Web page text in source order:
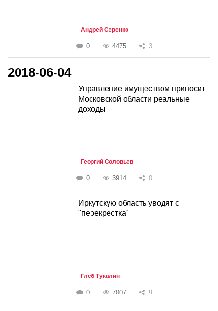
Андрей Серенко
0 4475 3
2018-06-04
Управление имуществом приносит
Московской области реальные
доходы
Георгий Соловьев
0 3914 0
Иркутскую область уводят с
"перекрестка"
Глеб Тукалин
0 7007 9